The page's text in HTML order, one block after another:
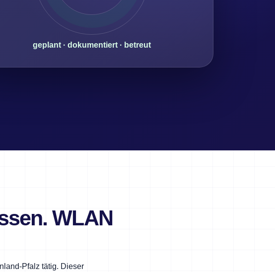
geplant · dokumentiert · betreut
WLAN
Pfalz tätig. Dieser